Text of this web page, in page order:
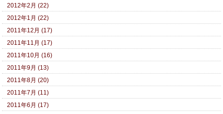
2012年2月 (22)
2012年1月 (22)
2011年12月 (17)
2011年11月 (17)
2011年10月 (16)
2011年9月 (13)
2011年8月 (20)
2011年7月 (11)
2011年6月 (17)